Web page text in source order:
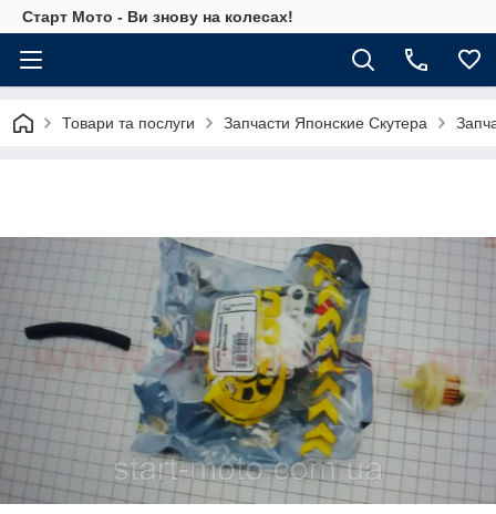
Старт Мото - Ви знову на колесах!
Товари та послуги Запчасти Японские Скутера